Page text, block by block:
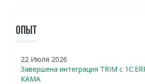
ОПЫТ
22 Июля 2026
Завершена интеграция TRIM с
КАМА